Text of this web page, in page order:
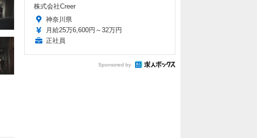
株式会社Creer
神奈川県
月給25万6,600円～32万円
正社員
Sponsored by